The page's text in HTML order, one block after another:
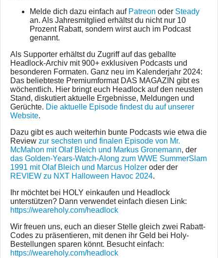
Melde dich dazu einfach auf Patreon oder Steady
an. Als Jahresmitglied erhältst du nicht nur 10
Prozent Rabatt, sondern wirst auch im Podcast
genannt.
Als Supporter erhältst du Zugriff auf das geballte
Headlock-Archiv mit 900+ exklusiven Podcasts und
besonderen Formaten. Ganz neu im Kalenderjahr 2024:
Das beliebteste Premiumformat DAS MAGAZIN gibt es
wöchentlich. Hier bringt euch Headlock auf den neusten
Stand, diskutiert aktuelle Ergebnisse, Meldungen und
Gerüchte. Die aktuelle Episode findest du auf unserer
Website.
Dazu gibt es auch weiterhin bunte Podcasts wie etwa die
Review zur sechsten und finalen Episode von Mr.
McMahon mit Olaf Bleich und Markus Gronemann, der
das Golden-Years-Watch-Along zum WWE SummerSlam
1991 mit Olaf Bleich und Marcus Holzer oder der
REVIEW zu NXT Halloween Havoc 2024.
Ihr möchtet bei HOLY einkaufen und Headlock
unterstützen? Dann verwendet einfach diesen Link:
https://weareholy.com/headlock
Wir freuen uns, euch an dieser Stelle gleich zwei Rabatt-
Codes zu präsentieren, mit denen ihr Geld bei Holy-
Bestellungen sparen könnt. Besucht einfach:
https://weareholy.com/headlock